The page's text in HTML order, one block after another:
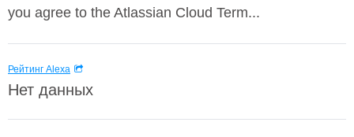
you agree to the Atlassian Cloud Term...
Рейтинг Alexa
Нет данных